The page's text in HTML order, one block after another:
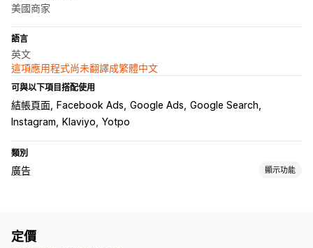
美國商家
語言
英文
這項應用程式尚未翻譯成繁體中文
可與以下項目搭配使用
結帳頁面 Facebook Ads Google Ads Google Search
Instagram
Klaviyo Yotpo
類別
廣告 顯示功能
定價